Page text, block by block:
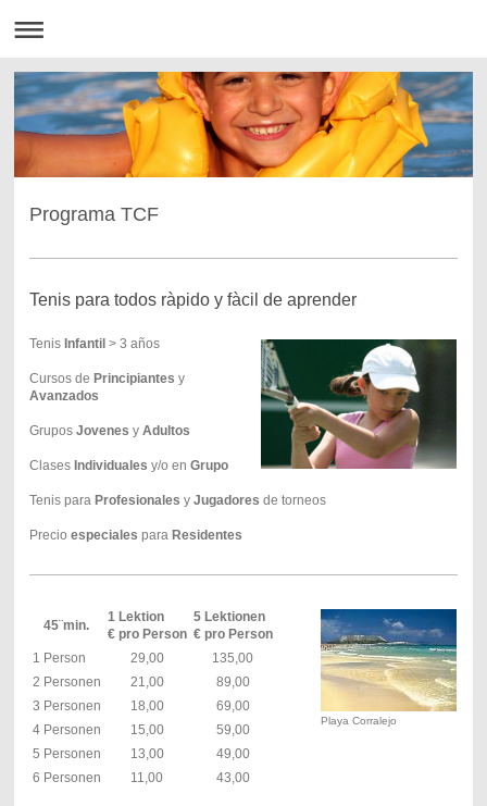
Programa TCF
Tenis para todos ràpido y fàcil de aprender
Tenis Infantil> 3 años
Cursos de Principiantes y
Avanzados
Grupos Jovenes y Adultos
Clases Individuales y/o en Grupo
Tenis para Profesionales y Jugadores de torneos
Precio especiales para Residentes
Playa Corralejo
45¨min.
1 Lektion
€ pro Person
5 Lektionen
€ pro Person
1 Person
29,00
135,00
2 Personen
21,00
89,00
3 Personen
18,00
69,00
4 Personen
15,00
59,00
5 Personen
13,00
49,00
6 Personen
11,00 43,00